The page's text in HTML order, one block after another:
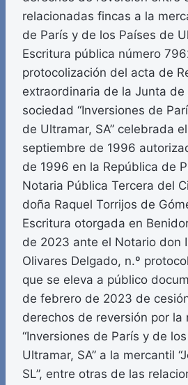
relacionadas fincas a la
de París y de los Países de
Escritura pública número
protocolización del acta de
extraordinaria de la Junta
sociedad “Inversiones de
de Ultramar, SA” celebrada
septiembre de 1996
de 1996 en la República de
Notaria Pública Tercera del
doña Raquel Torrijos de
Escritura otorgada en
de 2023 ante el Notario don
Olivares Delgado, n.º
que se eleva a público
de febrero de 2023 de
derechos de reversión por la
“Inversiones de París y de
Ultramar, SA” a la mercantil
SL”, entre otras de las